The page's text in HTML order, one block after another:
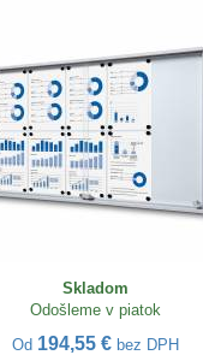
Skladom
Odošleme v piatok
Od 194,55 € bez DPH